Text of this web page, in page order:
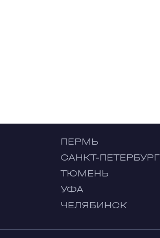
ПЕРМЬ
САНКТ-ПЕТЕРБУРГ
ТЮМЕНЬ
УФА
ЧЕЛЯБИНСК